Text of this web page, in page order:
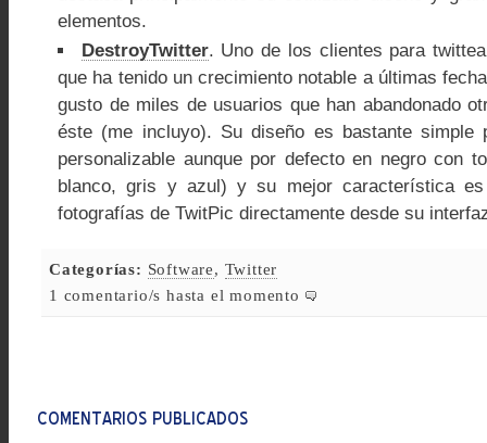
elementos.
DestroyTwitter. Uno de los clientes para
que ha tenido un crecimiento notable a últimas
gusto de miles de usuarios que han abandonado
éste (me incluyo). Su diseño es bastante simple
personalizable aunque por defecto en negro con
blanco, gris y azul) y su mejor característica
fotografías de TwitPic directamente desde su
Categorías: Software, Twitter
1 comentario/s hasta el momento